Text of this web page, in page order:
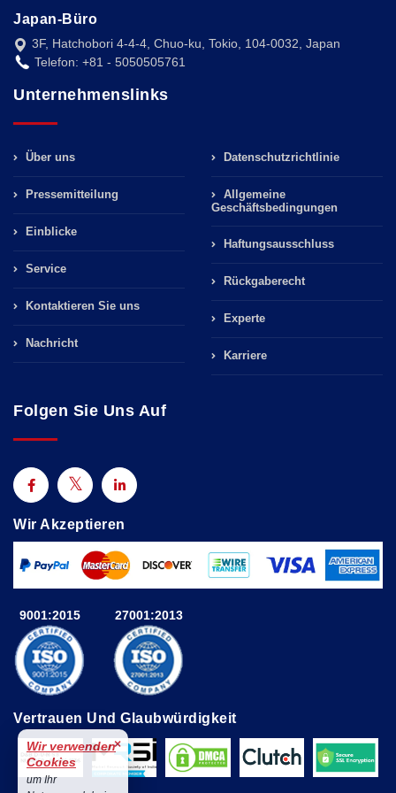
Japan-Büro
3F, Hatchobori 4-4-4, Chuo-ku, Tokio, 104-0032, Japan
Telefon: +81 - 5050505761
Unternehmenslinks
Über uns
Pressemitteilung
Einblicke
Service
Kontaktieren Sie uns
Nachricht
Datenschutzrichtlinie
Allgemeine
Geschäftsbedingungen
Haftungsausschluss
Rückgaberecht
Experte
Karriere
Folgen Sie Uns Auf
Wir Akzeptieren
9001:2015 27001:2013
Vertrauen Und Glaubwürdigkeit
Wir verwenden
Cookies
×
um Ihr